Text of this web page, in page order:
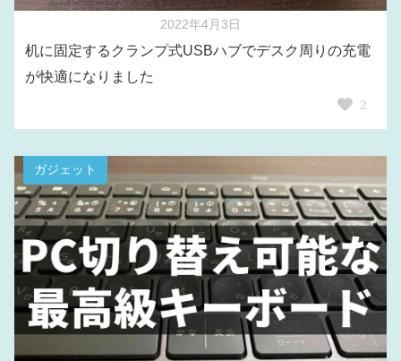
2022年4月3日
机に固定するクランプ式USBハブでデスク周りの充電
が快適になりました
2
ガジェット